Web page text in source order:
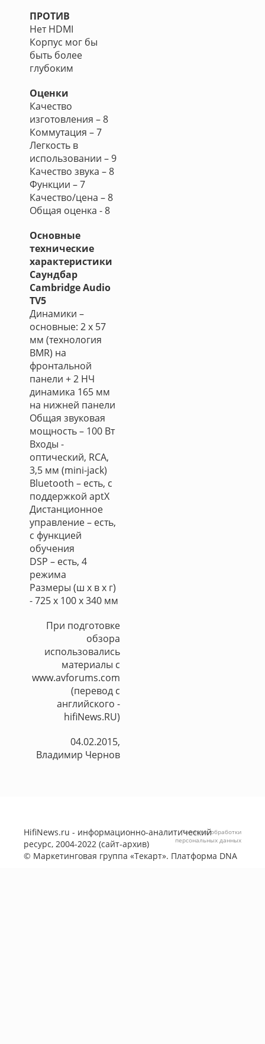
ПРОТИВ
Нет HDMI
Корпус мог бы
быть более
глубоким
Оценки
Качество
изготовления – 8
Коммутация – 7
Легкость в
использовании – 9
Качество звука – 8
Функции – 7
Качество/цена – 8
Общая оценка - 8
Основные
технические
характеристики
Саундбар
Cambridge Audio
TV5
Динамики –
основные: 2 х 57
мм (технология
BMR) на
фронтальной
панели + 2 НЧ
динамика 165 мм
на нижней панели
Общая звуковая
мощность – 100 Вт
Входы -
оптический, RCA,
3,5 мм (mini-jack)
Bluetooth – есть, с
поддержкой aptX
Дистанционное
управление – есть,
с функцией
обучения
DSP – есть, 4
режима
Размеры (ш х в х г)
- 725 х 100 х 340 мм
При подготовке
обзора
использовались
материалы с
www.avforums.com
(перевод с
английского -
hifiNews.RU)
04.02.2015,
Владимир Чернов
HifiNews.ru - информационно-аналитический
ресурс, 2004-2022 (сайт-архив)
© Маркетинговая группа «Текарт». Платформа DNA
Политика обработки
персональных данных